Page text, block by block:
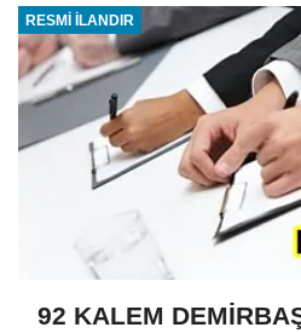
RESMİ İLANDIR
92 KALEM